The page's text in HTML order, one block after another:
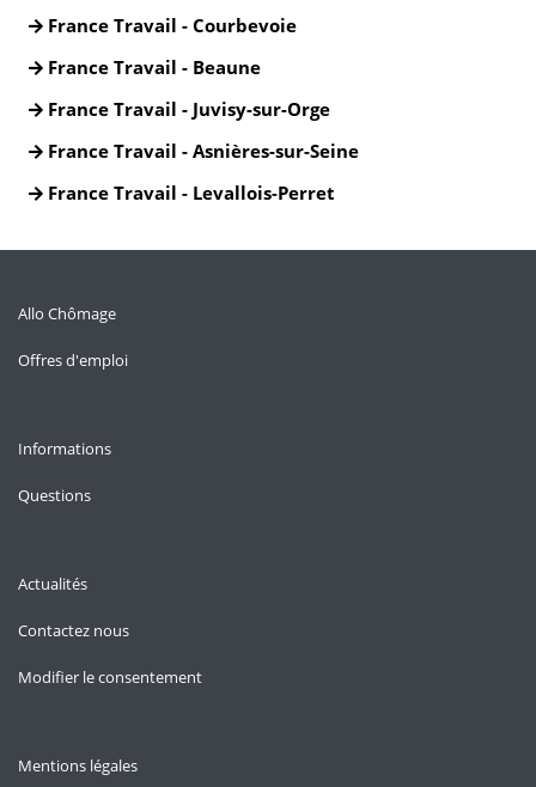
France Travail - Courbevoie
France Travail - Beaune
France Travail - Juvisy-sur-Orge
France Travail - Asnières-sur-Seine
France Travail - Levallois-Perret
Allo Chômage
Offres d'emploi
Informations
Questions
Actualités
Contactez nous
Modifier le consentement
Mentions légales